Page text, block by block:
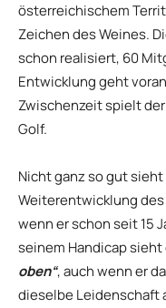
österreichischem
Zeichen des Weines.
schon realisiert, 60
Entwicklung geht
Zwischenzeit spielt
Golf.
Nicht ganz so gut
Weiterentwicklung
wenn er schon seit 15
seinem Handicap sieht
oben“, auch wenn er
dieselbe Leidenschaft